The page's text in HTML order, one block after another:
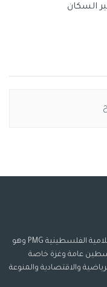
السكان
موقع غزة بوست هو احد خدمات المجموعة الإعلامية الفلسطينية PMG وهو
عامة وغزة خاصة
والاقتصادية والمنوعة